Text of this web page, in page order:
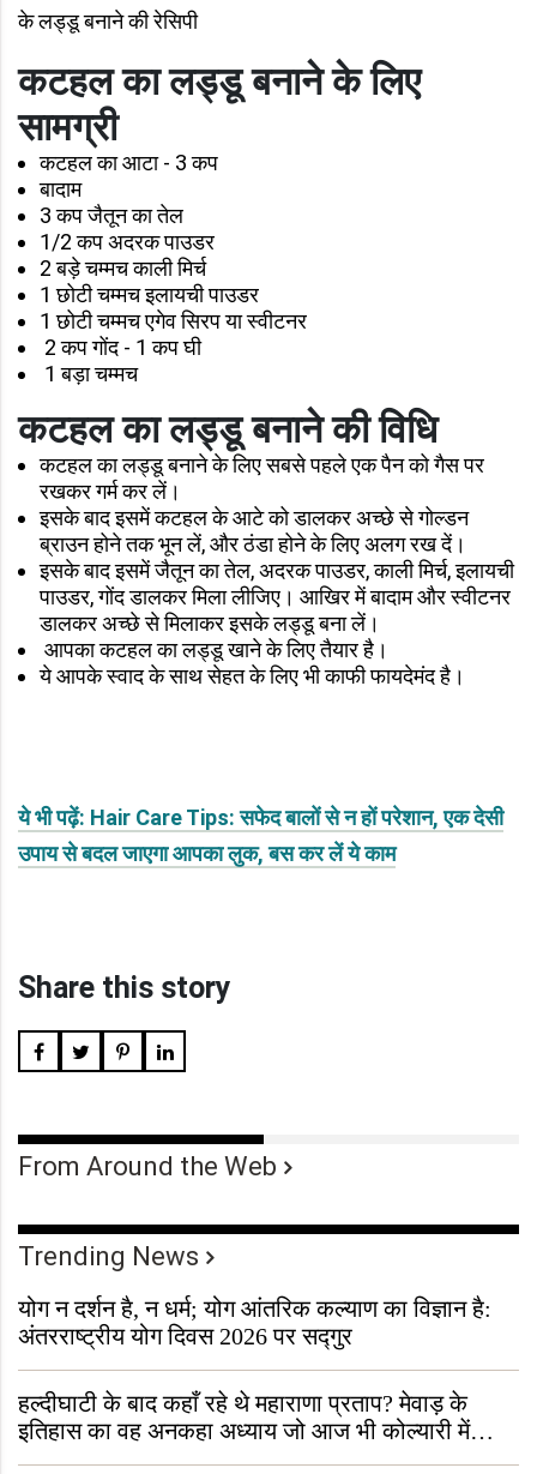
के लड्डू बनाने की रेसिपी
कटहल का लड्डू बनाने के लिए
सामग्री
कटहल का आटा - 3 कप
बादाम
3 कप जैतून का तेल
1/2 कप अदरक पाउडर
2 बड़े चम्मच काली मिर्च
1 छोटी चम्मच इलायची पाउडर
1 छोटी चम्मच एगेव सिरप या स्वीटनर
2 कप गोंद - 1 कप घी
1 बड़ा चम्मच
कटहल का लड्डू बनाने की विधि
कटहल का लड्डू बनाने के लिए सबसे पहले एक पैन को गैस पर
रखकर गर्म कर लें।
इसके बाद इसमें कटहल के आटे को डालकर अच्छे से गोल्डन
ब्राउन होने तक भून लें, और ठंडा होने के लिए अलग रख दें।
इसके बाद इसमें जैतून का तेल, अदरक पाउडर, काली मिर्च, इलायची
पाउडर, गोंद डालकर मिला लीजिए। आखिर में बादाम और स्वीटनर
डालकर अच्छे से मिलाकर इसके लड्डू बना लें।
आपका कटहल का लड्डू खाने के लिए तैयार है।
ये आपके स्वाद के साथ सेहत के लिए भी काफी फायदेमंद है।
ये भी पढ़ें: Hair Care Tips: सफेद बालों से न हों परेशान, एक देसी
उपाय से बदल जाएगा आपका लुक, बस कर लें ये काम
Share this story
From Around the Web
Trending News
योग न दर्शन है, न धर्म; योग आंतरिक कल्याण का विज्ञान है:
अंतरराष्ट्रीय योग दिवस 2026 पर सद्गुर
हल्दीघाटी के बाद कहाँ रहे थे महाराणा प्रताप? मेवाड़ के
इतिहास का वह अनकहा अध्याय जो आज भी कोल्यारी में
जीवित है